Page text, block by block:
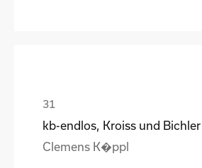
kb-endlos, Kroiss und Bichler
Clemens K�ppl